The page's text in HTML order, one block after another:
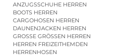
ANZUGSSCHUHE HERREN
BOOTS HERREN
CARGOHOSEN HERREN
DAUNENJACKEN HERREN
GROSSE GRÖSSEN HERREN
HERREN FREIZEITHEMDEN
HERRENHOSEN